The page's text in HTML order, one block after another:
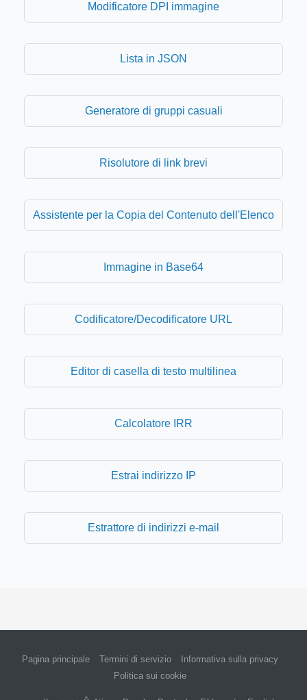
Modificatore DPI immagine
Lista in JSON
Generatore di gruppi casuali
Risolutore di link brevi
Assistente per la Copia del Contenuto dell'Elenco
Immagine in Base64
Codificatore/Decodificatore URL
Editor di casella di testo multilinea
Calcolatore IRR
Estrai indirizzo IP
Estrattore di indirizzi e-mail
Pagina principale Termini di servizio
Informativa sulla privacy
Politica sui cookie